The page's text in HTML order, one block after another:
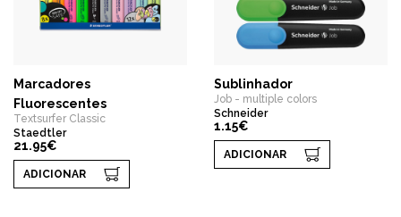
Marcadores
Fluorescentes
Textsurfer Classic
Staedtler
21.95€
ADICIONAR
Sublinhador
Job - multiple colors
Schneider
1.15€
ADICIONAR